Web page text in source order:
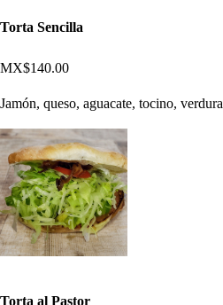
Torta Sencilla
MX$140.00
Jamón, queso, aguacate, tocino,
Torta al Pastor